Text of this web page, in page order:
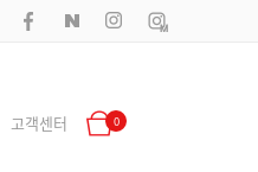
고객센터 0